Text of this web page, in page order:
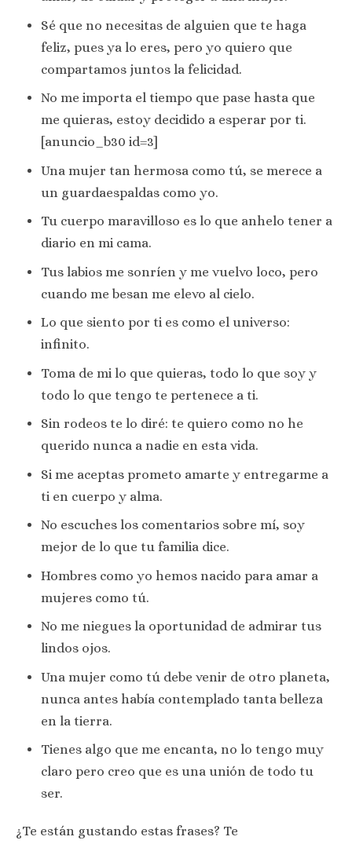
Sé que no necesitas de alguien que te haga
feliz, pues ya lo eres, pero yo quiero que
compartamos juntos la felicidad.
No me importa el tiempo que pase hasta que
me quieras, estoy decidido a esperar por ti.
[anuncio_b30 id=3]
Una mujer tan hermosa como tú, se merece a
un guardaespaldas como yo.
Tu cuerpo maravilloso es lo que anhelo tener a
diario en mi cama.
Tus labios me sonríen y me vuelvo loco, pero
cuando me besan me elevo al cielo.
Lo que siento por ti es como el universo:
infinito.
Toma de mi lo que quieras, todo lo que soy y
todo lo que tengo te pertenece a ti.
Sin rodeos te lo diré: te quiero como no he
querido nunca a nadie en esta vida.
Si me aceptas prometo amarte y entregarme a
ti en cuerpo y alma.
No escuches los comentarios sobre mí, soy
mejor de lo que tu familia dice.
Hombres como yo hemos nacido para amar a
mujeres como tú.
No me niegues la oportunidad de admirar tus
lindos ojos.
Una mujer como tú debe venir de otro planeta,
nunca antes había contemplado tanta belleza
en la tierra.
Tienes algo que me encanta, no lo tengo muy
claro pero creo que es una unión de todo tu
ser.
¿Te están gustando estas frases? Te